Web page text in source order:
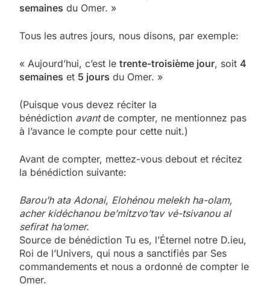
semaines du Omer. »
Tous les autres jours, nous disons, par exemple:
« Aujourd’hui, c’est le trente-troisième jour, soit 4
semaines et 5 jours du Omer. »
(Puisque vous devez réciter la
bénédiction avantde compter, ne mentionnez pas
à l’avance le compte pour cette nuit.)
Avant de compter, mettez-vous debout et récitez
la bénédiction suivante:
Barou’h ata Adonai, Elohénou melekh ha-olam,
acher kidéchanou be’mitzvo’tav vé-tsivanou al
sefirat ha’omer.
Source de bénédiction Tu es, l’Éternel notre D.ieu,
Roi de l’Univers, qui nous a sanctifiés par Ses
commandements et nous a ordonné de compter le
Omer.